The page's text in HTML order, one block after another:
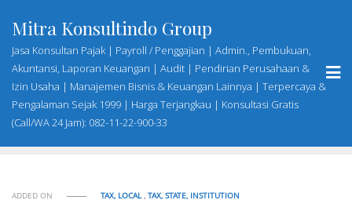
content
Mitra Konsultindo Group
Jasa Konsultan Pajak | Payroll / Penggajian | Admin., Pembukuan,
Akuntansi, Laporan Keuangan | Audit | Pendirian Perusahaan &
Izin Usaha | Manajemen Bisnis & Keuangan Lainnya | Terpercaya &
Pengalaman Sejak 1999 | Harga Terjangkau | Konsultasi Gratis
(Call/WA 24 Jam): 082-11-22-900-33
ADDED ON TAX, LOCAL,TAX, STATE, INSTITUTION